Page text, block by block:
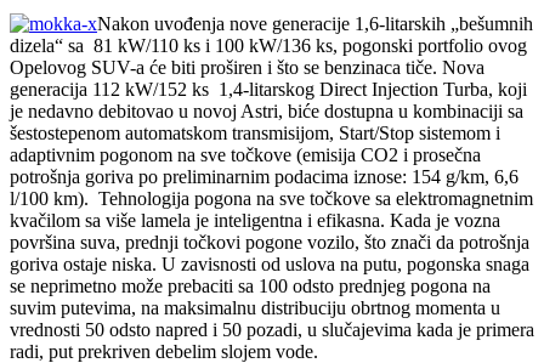
Nakon uvođenja nove generacije 1,6-litarskih „bešumnih
dizela“ sa 81 kW/110 ks i 100 kW/136 ks, pogonski portfolio ovog
Opelovog SUV-a će biti proširen i što se benzinaca tiče. Nova
generacija 112 kW/152 ks 1,4-litarskog Direct Injection Turba, koji
je nedavno debitovao u novoj Astri, biće dostupna u kombinaciji sa
šestostepenom automatskom transmisijom, Start/Stop sistemom i
adaptivnim pogonom na sve točkove (emisija CO2 i prosečna
potrošnja goriva po preliminarnim podacima iznose: 154 g/km, 6,6
l/100 km). Tehnologija pogona na sve točkove sa elektromagnetnim
kvačilom sa više lamela je inteligentna i efikasna. Kada je vozna
površina suva, prednji točkovi pogone vozilo, što znači da potrošnja
goriva ostaje niska. U zavisnosti od uslova na putu, pogonska snaga
se neprimetno može prebaciti sa 100 odsto prednjeg pogona na
suvim putevima, na maksimalnu distribuciju obrtnog momenta u
vrednosti 50 odsto napred i 50 pozadi, u slučajevima kada je primera
radi, put prekriven debelim slojem vode.